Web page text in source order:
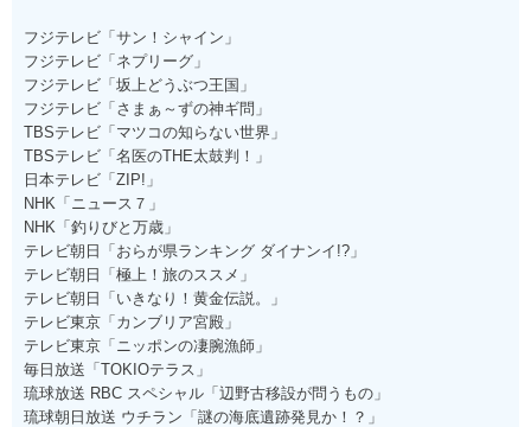
フジテレビ「サン！シャイン」
フジテレビ「ネプリーグ」
フジテレビ「坂上どうぶつ王国」
フジテレビ「さまぁ～ずの神ギ問」
TBSテレビ「マツコの知らない世界」
TBSテレビ「名医のTHE太鼓判！」
日本テレビ「ZIP!」
NHK「ニュース７」
NHK「釣りびと万歳」
テレビ朝日「おらが県ランキング ダイナンイ!?」
テレビ朝日「極上！旅のススメ」
テレビ朝日「いきなり！黄金伝説。」
テレビ東京「カンブリア宮殿」
テレビ東京「ニッポンの凄腕漁師」
毎日放送「TOKIOテラス」
琉球放送 RBC スペシャル「辺野古移設が問うもの」
琉球朝日放送 ウチラン「謎の海底遺跡発見か！？」